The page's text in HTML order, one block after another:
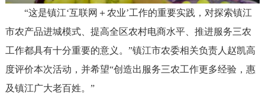
“这是镇江‘互联网＋农业’工作的重要实践，对探索镇江
市农产品进城模式、提高全区农村电商水平、推进服务三农
工作都具有十分重要的意义。”镇江市农委相关负责人赵凯高
度评价本次活动，并希望“创造出服务三农工作更多经验，惠
及镇江广大老百姓。”